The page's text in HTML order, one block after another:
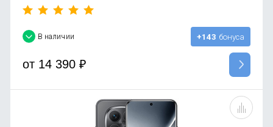
В наличии +143 бонуса
от14 390 ₽